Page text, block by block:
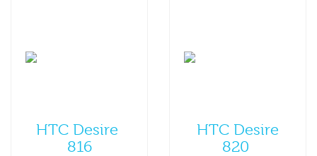
HTC Desire
816
HTC Desire
820